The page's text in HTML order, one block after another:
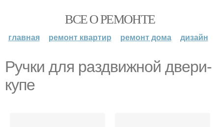
ВСЕ О РЕМОНТЕ
главная ремонт квартир ремонт дома дизайн
Ручки для раздвижной двери-
купе